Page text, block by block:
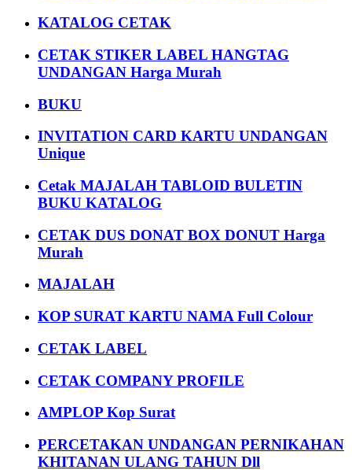
KATALOG CETAK
CETAK STIKER LABEL HANGTAG
UNDANGAN Harga Murah
BUKU
INVITATION CARD KARTU UNDANGAN
Unique
Cetak MAJALAH TABLOID BULETIN
BUKU KATALOG
CETAK DUS DONAT BOX DONUT Harga
Murah
MAJALAH
KOP SURAT KARTU NAMA Full Colour
CETAK LABEL
CETAK COMPANY PROFILE
AMPLOP Kop Surat
PERCETAKAN UNDANGAN PERNIKAHAN
KHITANAN ULANG TAHUN Dll